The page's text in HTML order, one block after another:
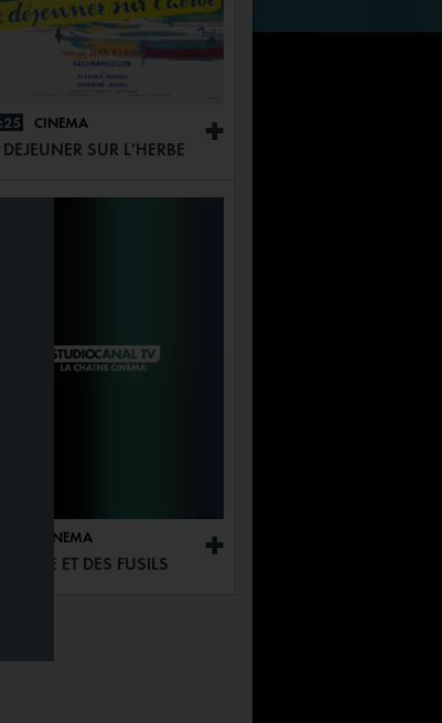
+
CINÉMA
DÉJEUNER SUR L'HERBE
+
CINÉMA
FILLE ET DES FUSILS